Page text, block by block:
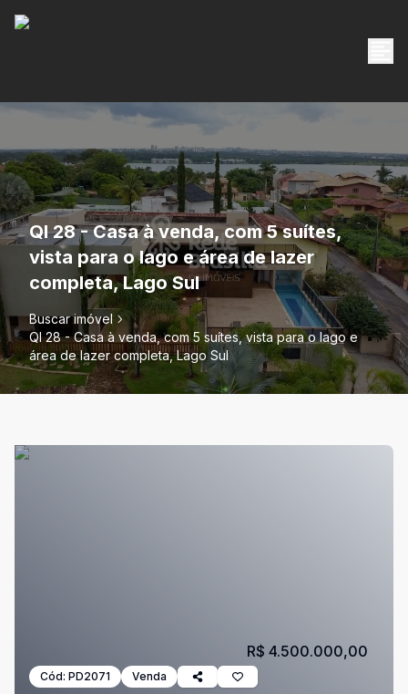
QI 28 - Casa à venda, com 5 suítes,
vista para o lago e área de lazer
completa, Lago Sul
Buscar imóvel
QI 28 - Casa à venda, com 5 suítes, vista para o lago e
área de lazer completa, Lago Sul
Cód: PD2071 Venda
R$ 4.500.000,00